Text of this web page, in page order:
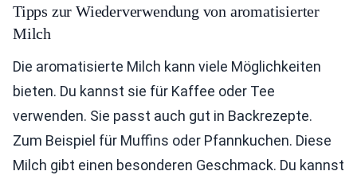
Tipps zur Wiederverwendung von aromatisierter
Milch
Die aromatisierte Milch kann viele Möglichkeiten
bieten. Du kannst sie für Kaffee oder Tee
verwenden. Sie passt auch gut in Backrezepte.
Zum Beispiel für Muffins oder Pfannkuchen. Diese
Milch gibt einen besonderen Geschmack. Du kannst